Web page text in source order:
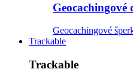
Geocachingové
Trackable
Trackable